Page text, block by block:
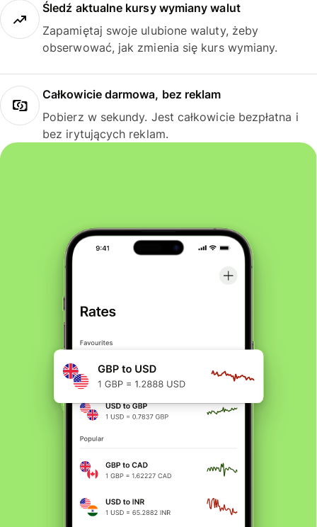
Śledź aktualne kursy wymiany walut
Zapamiętaj swoje ulubione waluty, żeby
obserwować, jak zmienia się kurs wymiany.
Całkowicie darmowa, bez reklam
Pobierz w sekundy. Jest całkowicie bezpłatna i
bez irytujących reklam.